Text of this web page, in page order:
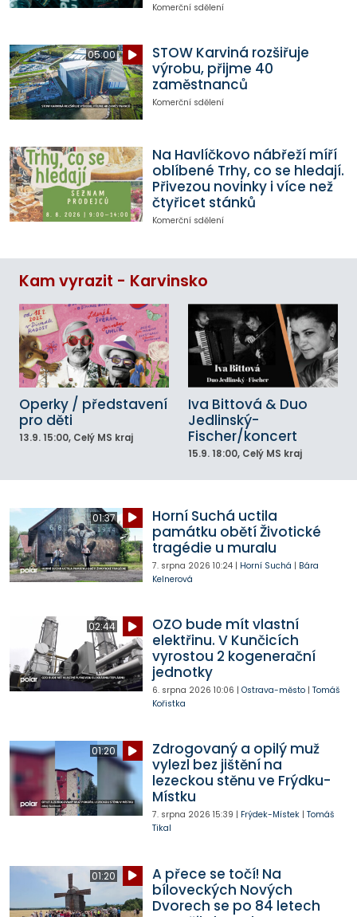
Komerční sdělení
05:00
STOW Karviná rozšiřuje
výrobu, přijme 40
zaměstnanců
Komerční sdělení
Na Havlíčkovo nábřeží míří
oblíbené Trhy, co se hledají.
Přivezou novinky i více než
čtyřicet stánků
Komerční sdělení
Kam vyrazit - Karvinsko
Operky / představení
pro děti
13.9. 15:00, Celý MS kraj
Iva Bittová & Duo
Jedlinský-
Fischer/koncert
15.9. 18:00, Celý MS kraj
01:37
Horní Suchá uctila
památku obětí Životické
tragédie u muralu
7. srpna 2026 10:24| Horní Suchá | Bára
Kelnerová
02:44
OZO bude mít vlastní
elektřinu. V Kunčicích
vyrostou 2 kogenerační
jednotky
6. srpna 2026 10:06 | Ostrava-město| Tomáš
Kořistka
01:20
Zdrogovaný a opilý muž
vylezl bez jištění na
lezeckou stěnu ve Frýdku-
Místku
7. srpna 2026 15:39 | Frýdek-Místek| Tomáš
Tikal
01:20
A přece se točí! Na
bíloveckých Nových
Dvorech se po 84 letech